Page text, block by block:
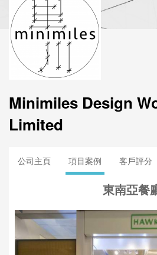
Minimiles Design
Limited
公司主頁 項目案例 客戶評分
東南亞餐